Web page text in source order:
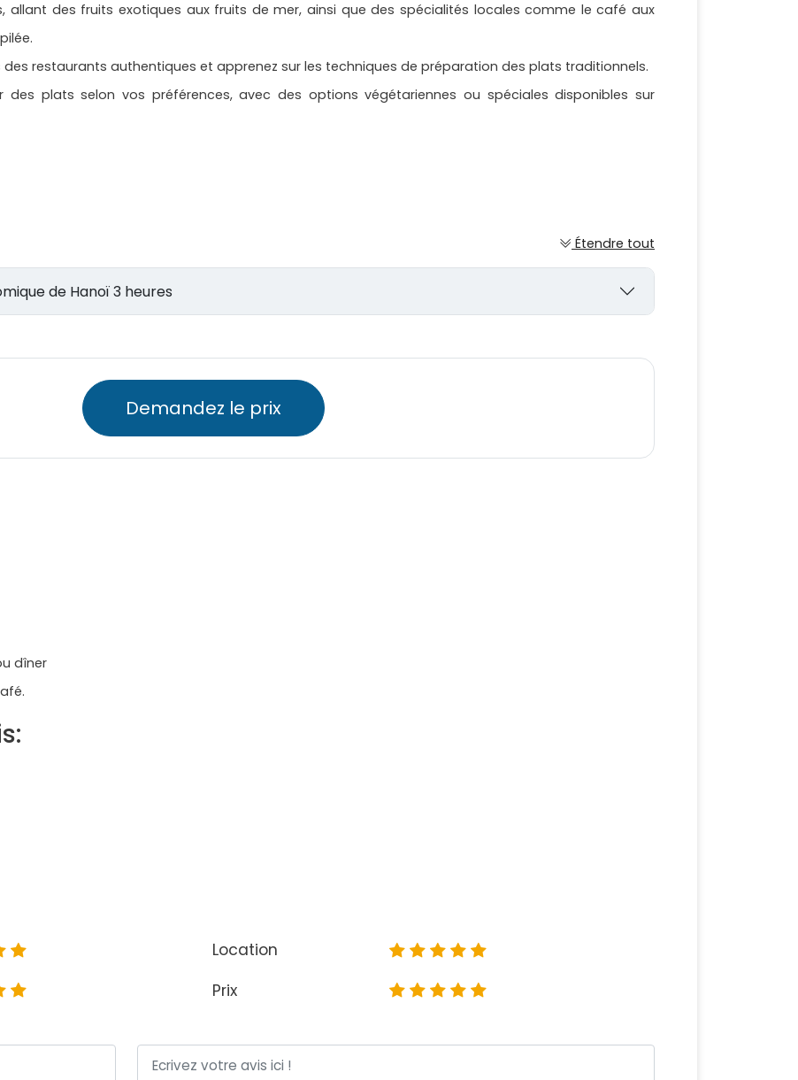
allant des fruits exotiques aux fruits de mer, ainsi que des spécialités locales comme le café aux
restaurants authentiques et apprenez sur les techniques de préparation des plats traditionnels.
des plats selon vos préférences, avec des options végétariennes ou spéciales disponibles sur
Étendre tout
Jour 1: Hanoi - Excursion gastronomique de Hanoï 3 heures
Demandez le prix
dîner
Location
Prix